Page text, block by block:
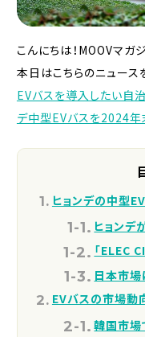
こんにちは！MOOVマガ
本日はこちらのニュース
EVバスを導入したい自
デ中型EVバスを2024
ヒョンデの中型
ヒョンデ
「ELEC
日本市場
EVバスの市場動
韓国市場